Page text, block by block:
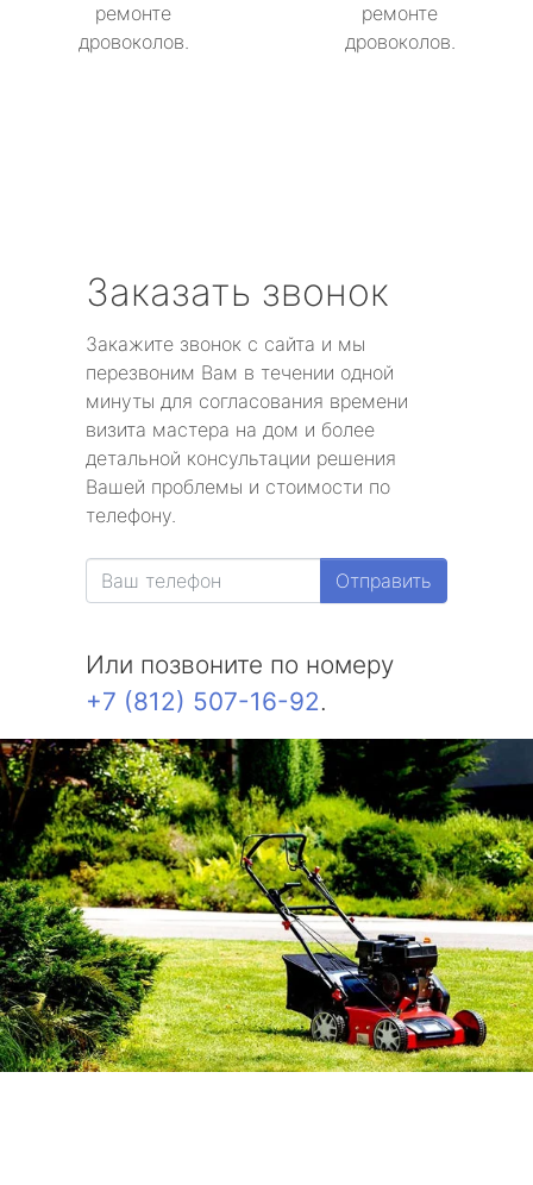
ремонте
дровоколов.
ремонте
дровоколов.
Заказать звонок
Закажите звонок с сайта и мы
перезвоним Вам в течении одной
минуты для согласования времени
визита мастера на дом и более
детальной консультации решения
Вашей проблемы и стоимости по
телефону.
Отправить
Или позвоните по номеру
+7 (812) 507-16-92.